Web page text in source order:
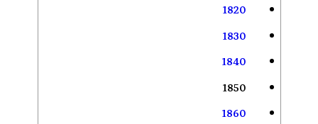
1820
1830
1840
1850
1860